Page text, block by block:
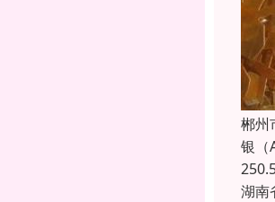
郴州
银（
湖南